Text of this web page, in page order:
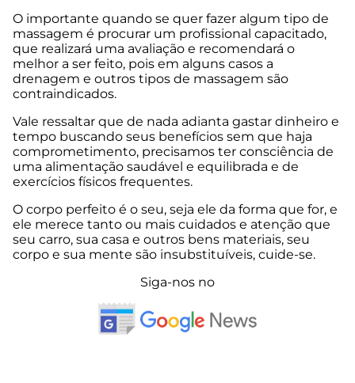
O importante quando se quer fazer algum tipo de
massagem é procurar um profissional capacitado,
que realizará uma avaliação e recomendará o
melhor a ser feito, pois em alguns casos a
drenagem e outros tipos de massagem são
contraindicados.
Vale ressaltar que de nada adianta gastar dinheiro e
tempo buscando seus benefícios sem que haja
comprometimento, precisamos ter consciência de
uma alimentação saudável e equilibrada e de
exercícios físicos frequentes.
O corpo perfeito é o seu, seja ele da forma que for, e
ele merece tanto ou mais cuidados e atenção que
seu carro, sua casa e outros bens materiais, seu
corpo e sua mente são insubstituíveis, cuide-se.
Siga-nos no